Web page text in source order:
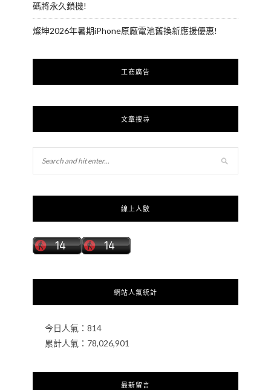
碼將永久鎖機!
燦坤2026年暑期iPhone原廠電池舊換新應援優惠!
工商廣告
文章搜尋
線上人數
網站人氣統計
今日人氣： 814
累計人氣： 78,026,901
最新留言